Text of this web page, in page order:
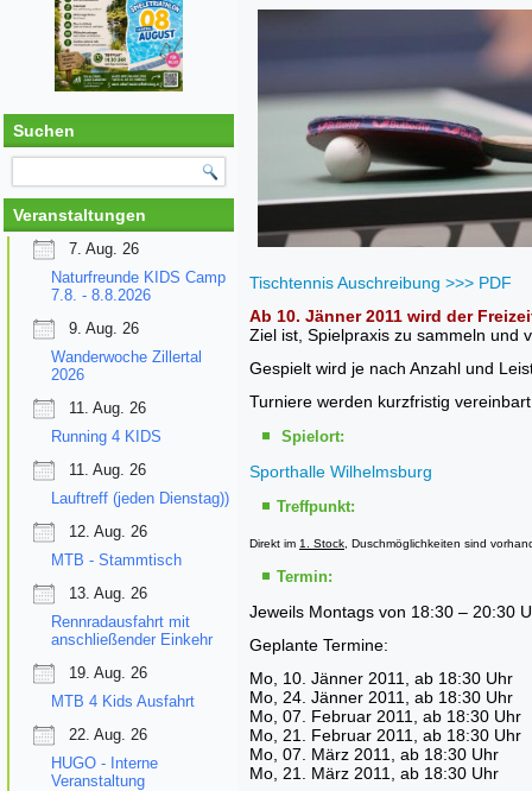
Suchen
Veranstaltungen
7. Aug. 26
Naturfreunde KIDS Camp
7.8. - 8.8.2026
9. Aug. 26
Wanderwoche Zillertal
2026
11. Aug. 26
Running 4 KIDS
11. Aug. 26
Lauftreff (jeden Dienstag))
12. Aug. 26
MTB - Stammtisch
13. Aug. 26
Rennradausfahrt mit
anschließender Einkehr
19. Aug. 26
MTB 4 Kids Ausfahrt
22. Aug. 26
HUGO - Interne
Veranstaltung
Tischtennis Auschreibung >>> PDF
Ab 10. Jänner 2011 wird der
Ziel ist, Spielpraxis zu sammeln und
Gespielt wird je nach Anzahl und
Turniere werden kurzfristig
Spielort:
Sporthalle Wilhelmsburg
Treffpunkt:
Direkt im 1. Stock , Duschmöglichkeiten sind
Termin:
Jeweils Montags von 18:30 – 20:30
Geplante Termine:
Mo, 10. Jänner 2011, ab 18:30 Uhr
Mo, 24. Jänner 2011, ab 18:30 Uhr
Mo, 07. Februar 2011, ab 18:30 Uhr
Mo, 21. Februar 2011, ab 18:30 Uhr
Mo, 07. März 2011, ab 18:30 Uhr
Mo, 21. März 2011, ab 18:30 Uhr